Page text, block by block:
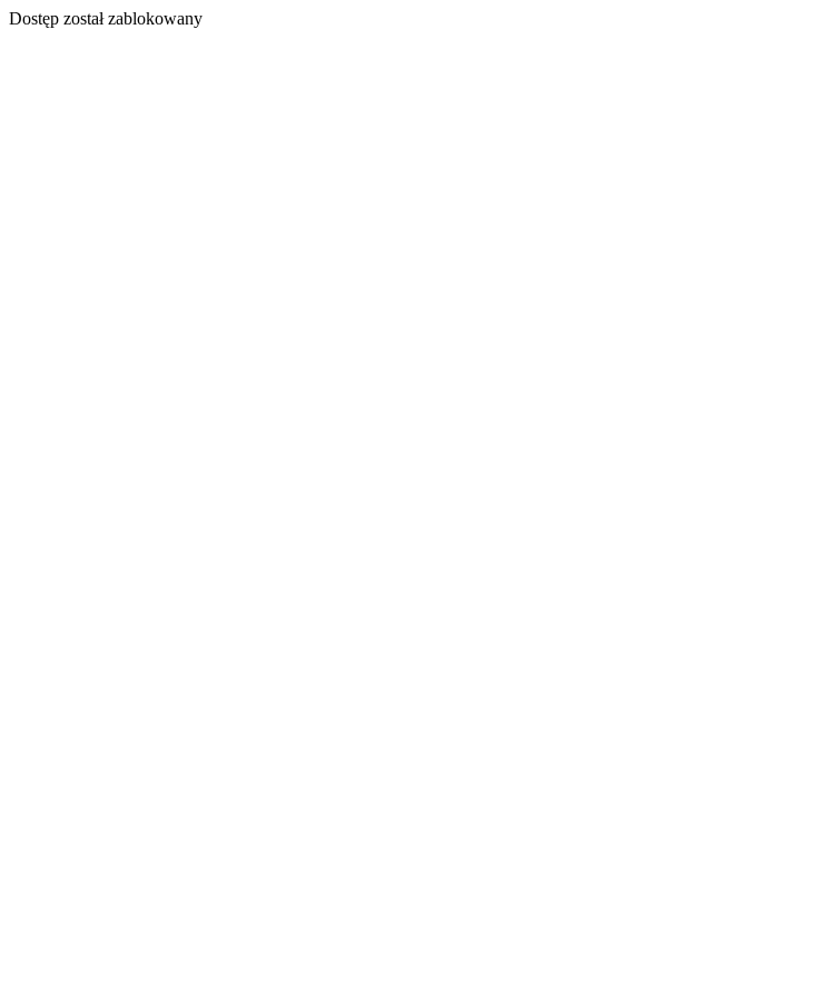
Dostęp został zablokowany